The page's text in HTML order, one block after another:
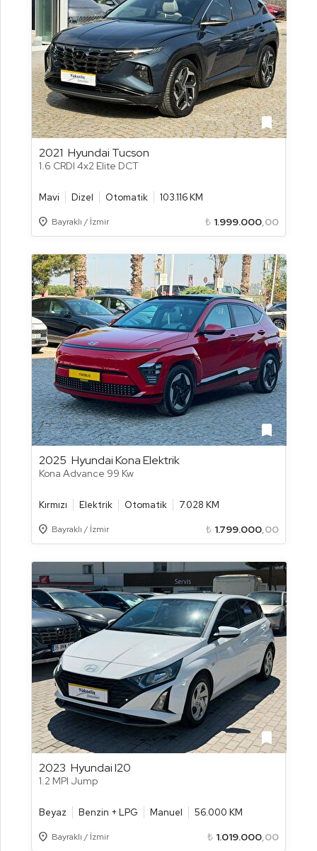
bookmark
2021 Hyundai Tucson
1.6 CRDI 4x2 Elite DCT
Mavi Dizel Otomatik 103.116 KM
Location_on Bayraklı / İzmir ₺ 1.999.000,00
bookmark
2025 Hyundai Kona Elektrik
Kona Advance 99 Kw
Kırmızı Elektrik Otomatik 7.028 KM
Location_on Bayraklı / İzmir ₺ 1.799.000,00
bookmark
2023 Hyundai I20
1.2 MPI Jump
Beyaz Benzin + LPG Manuel 56.000 KM
Location_on Bayraklı / İzmir ₺ 1.019.000,00